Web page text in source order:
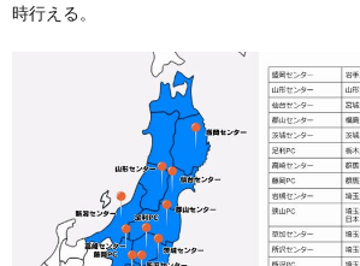
時行える。